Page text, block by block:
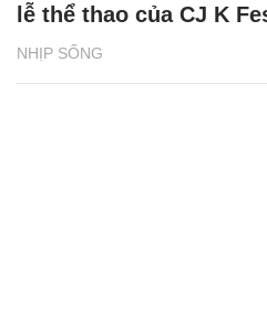
NHỊP SỐNG
lễ thể thao của CJ K